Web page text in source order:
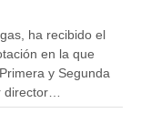
ha recibido el
en la que
y Segunda
director…